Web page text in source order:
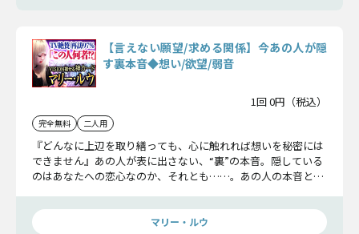
【言えない願望/求める関係】今あの人が隠
す裏本音◆想い/欲望/弱音
1回 0円（税込）
完全無料 二人用
『どんなに上辺を取り繕っても、心に触れれば想いを秘密には
できません』あの人が表に出さない、“裏”の本音。隠している
のはあなたへの恋心なのか、それとも……。あの人の本音と恋
マリー・ルウ